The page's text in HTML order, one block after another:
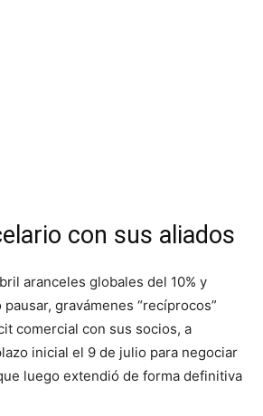
con sus aliados
aranceles globales del 10% y
gravámenes “recíprocos”
comercial con sus socios, a
inicial el 9 de julio para negociar
luego extendió de forma definitiva